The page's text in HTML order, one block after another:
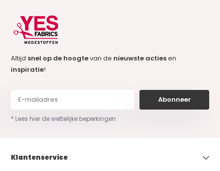
Altijd snel op de hoogtevan de nieuwste actiesen
inspiratie!
Abonneer
* Lees hier de wettelijke beperkingen
Klantenservice